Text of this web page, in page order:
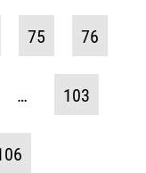
75 76
… 103